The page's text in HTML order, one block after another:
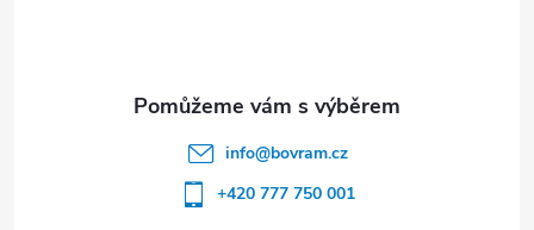
info@bovram.cz
+420 777 750 001